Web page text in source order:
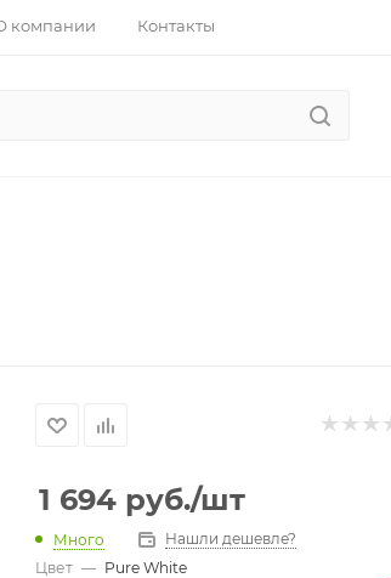
компании Контакты
1 694 руб./шт
Много
Нашли дешевле?
Цвет — Pure White